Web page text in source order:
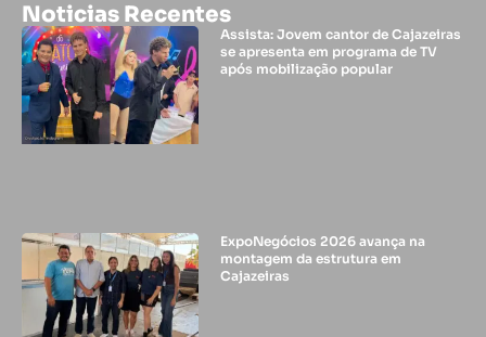
Noticias Recentes
Assista: Jovem cantor de Cajazeiras
se apresenta em programa de TV
após mobilização popular
ExpoNegócios 2026 avança na
montagem da estrutura em
Cajazeiras